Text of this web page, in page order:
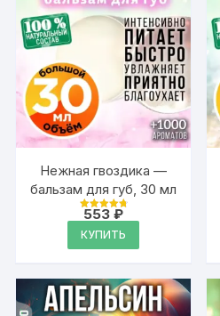
Нежная гвоздика —
бальзам для губ, 30 мл
Оценка
из 5
553₽
КУПИТЬ